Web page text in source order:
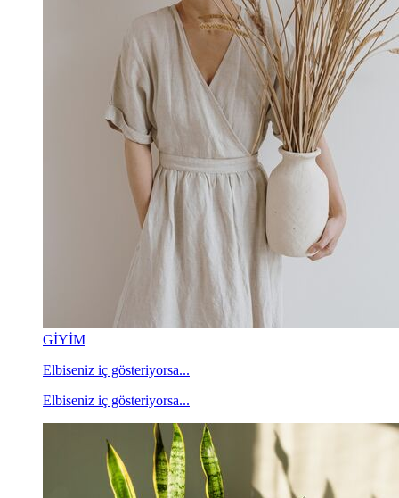
GİYİM
Elbiseniz iç gösteriyorsa...
Elbiseniz iç gösteriyorsa...